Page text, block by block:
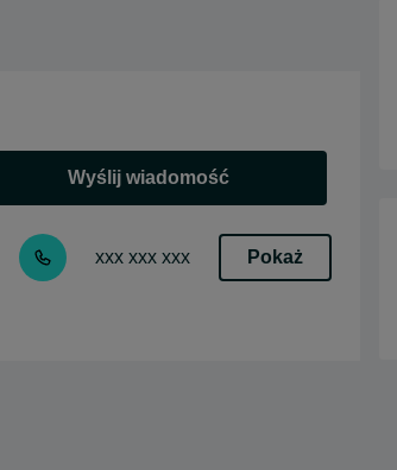
Wyślij wiadomość
xxx xxx xxx Pokaż